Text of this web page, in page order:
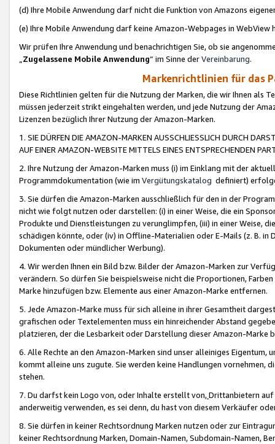
(d) Ihre Mobile Anwendung darf nicht die Funktion von Amazons
(e) Ihre Mobile Anwendung darf keine Amazon-Webpages in WebView
Wir prüfen Ihre Anwendung und benachrichtigen Sie, ob sie
„Zugelassene Mobile Anwendung“ im Sinne derVereinbarung.
Markenrichtlinien für das
Diese Richtlinien gelten für die Nutzung der Marken, die wir Ihnen als
müssen jederzeit strikt eingehalten werden, und jede Nutzung der
Lizenzen bezüglich Ihrer Nutzung der Amazon-Marken.
1. SIE DÜRFEN DIE AMAZON-MARKEN AUSSCHLIESSLICH DURCH
AUF EINER AMAZON-WEBSITE MITTELS EINES ENTSPRECHENDEN
2. Ihre Nutzung der Amazon-Marken muss (i) im Einklang mit der
Programmdokumentation (wie im Vergütungskatalog definiert)
3. Sie dürfen die Amazon-Marken ausschließlich für den in der
nicht wie folgt nutzen oder darstellen: (i) in einer Weise, die ein
Produkte und Dienstleistungen zu verunglimpfen, (iii) in einer Weise,
schädigen könnte, oder (iv) in Offline-Materialien oder E-Mails (z. B. in
Dokumenten oder mündlicher Werbung).
4. Wir werden Ihnen ein Bild bzw. Bilder der Amazon-Marken zur
verändern. So dürfen Sie beispielsweise nicht die Proportionen,
Marke hinzufügen bzw. Elemente aus einer Amazon-Marke entfernen.
5. Jede Amazon-Marke muss für sich alleine in ihrer Gesamtheit
grafischen oder Textelementen muss ein hinreichender Abstand
platzieren, der die Lesbarkeit oder Darstellung dieser Amazon-Marke
6. Alle Rechte an den Amazon-Marken sind unser alleiniges
kommt alleine uns zugute. Sie werden keine Handlungen vornehmen,
stehen.
7. Du darfst kein Logo von, oder Inhalte erstellt von,Drittanbietern auf
anderweitig verwenden, es sei denn, du hast von diesem Verkäufer
8. Sie dürfen in keiner Rechtsordnung Marken nutzen oder zur
keiner Rechtsordnung Marken, Domain-Namen, Subdomain-Namen,